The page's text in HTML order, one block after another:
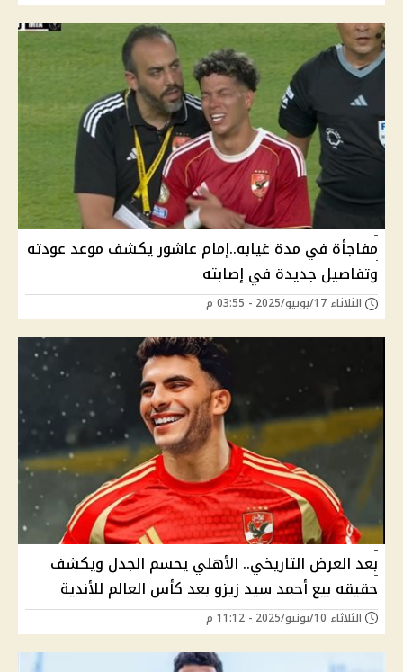
مفاجأة في مدة غيابه..إمام عاشور يكشف موعد عودته
وتفاصيل جديدة في إصابته
الثلاثاء 17/يونيو/2025 - 03:55 م
بعد العرض التاريخي.. الأهلي يحسم الجدل ويكشف
حقيقه بيع أحمد سيد زيزو بعد كأس العالم للأندية
الثلاثاء 10/يونيو/2025 - 11:12 م